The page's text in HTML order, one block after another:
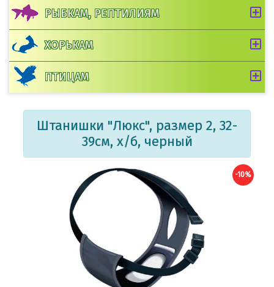
РЫБКАМ, РЕПТИЛИЯМ
ХОРЬКАМ
ПТИЦАМ
Штанишки "Люкс", размер 2, 32-
39см, х/б, черный
-10%